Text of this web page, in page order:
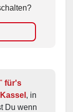
für's
Kassel
Du wenn